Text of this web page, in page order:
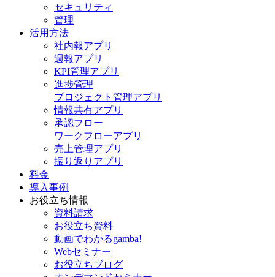
セキュリティ
管理
活用方法
社内報アプリ
週報アプリ
KPI管理アプリ
進捗管理
プロジェクト管理アプリ
情報共有アプリ
承認フロー
ワークフローアプリ
売上管理アプリ
振り返りアプリ
料金
導入事例
お役立ち情報
資料請求
お役立ち資料
動画でわかるgamba!
Webセミナー
お役立ちブログ